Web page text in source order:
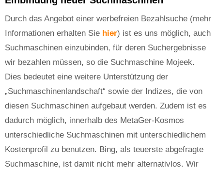
Durch das Angebot einer werbefreien Bezahlsuche (mehr
Informationen erhalten Sie hier) ist es uns möglich, auch
Suchmaschinen einzubinden, für deren Suchergebnisse
wir bezahlen müssen, so die Suchmaschine Mojeek.
Dies bedeutet eine weitere Unterstützung der
„Suchmaschinenlandschaft“ sowie der Indizes, die von
diesen Suchmaschinen aufgebaut werden. Zudem ist es
dadurch möglich, innerhalb des MetaGer-Kosmos
unterschiedliche Suchmaschinen mit unterschiedlichem
Kostenprofil zu benutzen. Bing, als teuerste abgefragte
Suchmaschine, ist damit nicht mehr alternativlos. Wir